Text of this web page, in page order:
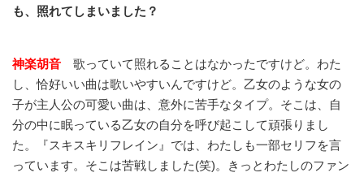
も、照れてしまいました？
神楽胡音 歌っていて照れることはなかったですけど。わた
し、恰好いい曲は歌いやすいんですけど。乙女のような女の
子が主人公の可愛い曲は、意外に苦手なタイプ。そこは、自
分の中に眠っている乙女の自分を呼び起こして頑張りまし
た。『スキスキリフレイン』では、わたしも一部セリフを言
っています。そこは苦戦しました(笑)。きっとわたしのファン